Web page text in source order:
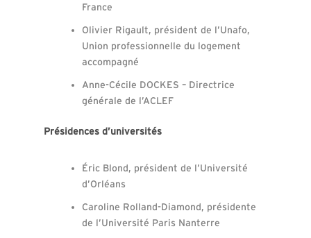
France
Olivier Rigault, président de l’Unafo,
Union professionnelle du logement
accompagné
Anne-Cécile DOCKES – Directrice
générale de l’ACLEF
Présidences d’universités
Éric Blond, président de l’Université
d’Orléans
Caroline Rolland-Diamond, présidente
de l’Université Paris Nanterre